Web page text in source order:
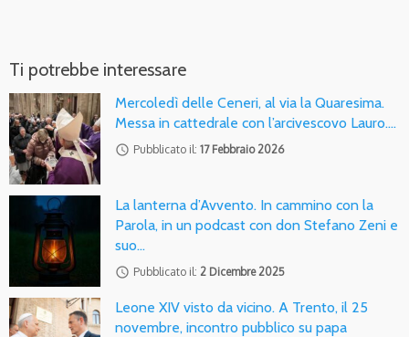
Ti potrebbe interessare
Mercoledì delle Ceneri, al via la Quaresima.
Messa in cattedrale con l’arcivescovo Lauro.…
access_time Pubblicato il: 17 Febbraio 2026
La lanterna d’Avvento. In cammino con la
Parola, in un podcast con don Stefano Zeni e
suo…
access_time Pubblicato il: 2 Dicembre 2025
Leone XIV visto da vicino. A Trento, il 25
novembre, incontro pubblico su papa